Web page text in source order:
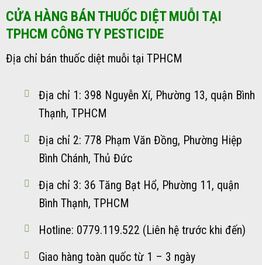
CỬA HÀNG BÁN THUỐC DIỆT MUỖI TẠI
TPHCM CÔNG TY PESTICIDE
Địa chỉ bán thuốc diệt muỗi tại TPHCM
Địa chỉ 1: 398 Nguyễn Xí, Phường 13, quận Bình
Thạnh, TPHCM
Địa chỉ 2: 778 Phạm Văn Đồng, Phường Hiệp
Bình Chánh, Thủ Đức
Địa chỉ 3: 36 Tăng Bạt Hổ, Phường 11, quận
Bình Thạnh, TPHCM
Hotline: 0779.119.522 (Liên hệ trước khi đến)
Giao hàng toàn quốc từ 1 – 3 ngày